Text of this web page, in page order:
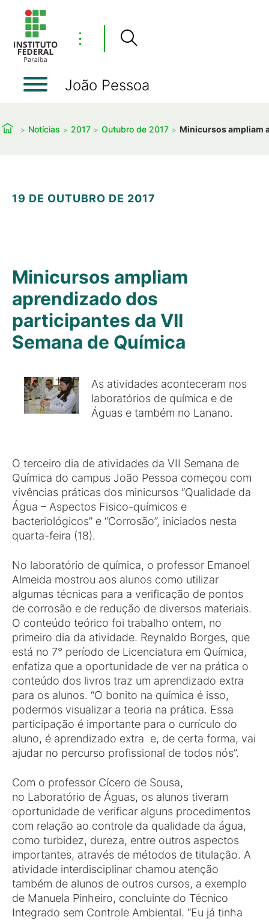
⋮
João Pessoa
Notícias 2017 Outubro de 2017 Minicursos ampliam
19 DE OUTUBRO DE 2017
Minicursos ampliam
aprendizado dos
participantes da VII
Semana de Química
As atividades aconteceram nos
laboratórios de química e de
Águas e também no Lanano.
O terceiro dia de atividades da VII Semana de
Química do campus João Pessoa começou com
vivências práticas dos minicursos “Qualidade da
Água – Aspectos Fisico-químicos e
bacteriológicos” e “Corrosão”, iniciados nesta
quarta-feira (18).
No laboratório de química, o professor Emanoel
Almeida mostrou aos alunos como utilizar
algumas técnicas para a verificação de pontos
de corrosão e de redução de diversos materiais.
O conteúdo teórico foi trabalho ontem, no
primeiro dia da atividade. Reynaldo Borges, que
está no 7° período de Licenciatura em Química,
enfatiza que a oportunidade de ver na prática o
conteúdo dos livros traz um aprendizado extra
para os alunos. “O bonito na química é isso,
podermos visualizar a teoria na prática. Essa
participação é importante para o currículo do
aluno, é aprendizado extra e, de certa forma, vai
ajudar no percurso profissional de todos nós”.
Com o professor Cícero de Sousa,
no Laboratório de Águas, os alunos tiveram
oportunidade de verificar alguns procedimentos
com relação ao controle da qualidade da água,
como turbidez, dureza, entre outros aspectos
importantes, através de métodos de titulação. A
atividade interdisciplinar chamou atenção
também de alunos de outros cursos, a exemplo
de Manuela Pinheiro, concluinte do Técnico
Integrado sem Controle Ambiental. “Eu já tinha